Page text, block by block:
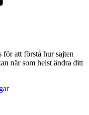
att förstå hur sajten
när som helst ändra ditt